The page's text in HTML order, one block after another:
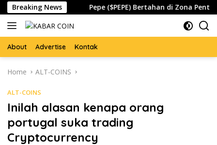
Skip
to
content
Breaking NewsPepe ($PEPE) Bertahan di Zona Penting,
About Advertise Kontak
Home ALT-COINS
ALT-COINS
Inilah alasan kenapa orang
portugal suka trading
Cryptocurrency